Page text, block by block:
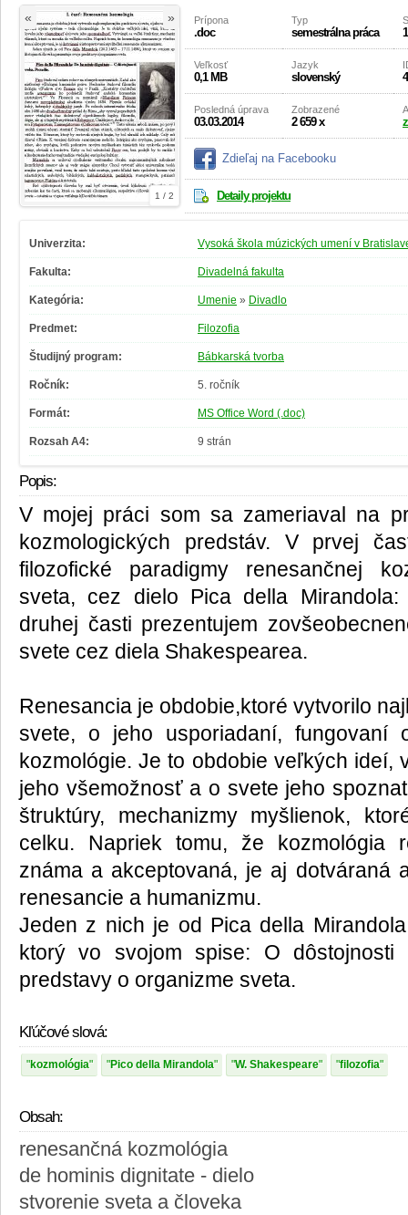
1 / 2
« » Prípona
.doc
Typ
semestrálna práca
Veľkosť
0,1 MB
Jazyk
slovenský
Posledná úprava
03.03.2014
Zobrazené
2 659 x
Zdieľaj na Facebooku
Detaily projektu
Univerzita: Vysoká škola múzických umení v
Fakulta: Divadelná fakulta
Kategória: Umenie » Divadlo
Predmet: Filozofia
Študijný program: Bábkarská tvorba
Ročník: 5. ročník
Formát: MS Office Word (.doc)
Rozsah A4: 9 strán
Popis:
V mojej práci som sa zameriaval na
kozmologických predstáv. V prvej
filozofické paradigmy renesančnej
sveta, cez dielo Pica della
druhej časti prezentujem
svete cez diela Shakespearea.
Renesancia je obdobie,ktoré vytvorilo
svete, o jeho usporiadaní,
kozmológie. Je to obdobie veľkých ideí,
jeho všemožnosť a o svete jeho
štruktúry, mechanizmy myšlienok,
celku. Napriek tomu, že kozmológia
známa a akceptovaná, je aj dotváraná
renesancie a humanizmu.
Jeden z nich je od Pica della
ktorý vo svojom spise: O dôstojnosti
predstavy o organizme sveta.
Kľúčové slová:
kozmológia Pico della Mirandola W. Shakespeare filozofia
Obsah:
renesančná kozmológia
de hominis dignitate - dielo
stvorenie sveta a človeka